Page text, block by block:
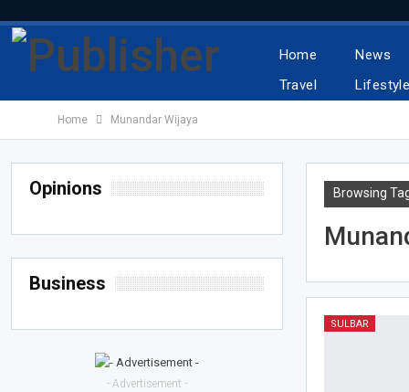
Home News
Travel
Lifestyle
Home Munandar Wijaya
Browsing
SULBAR
Opinions
Business
- Advertisement -